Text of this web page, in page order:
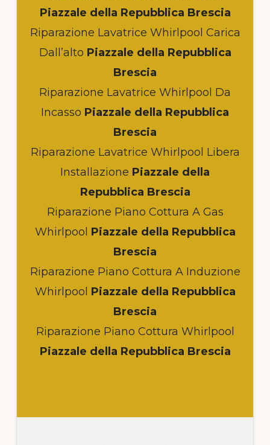
Piazzale della Repubblica Brescia
Riparazione Lavatrice Whirlpool Carica
Dall’alto Piazzale della Repubblica
Brescia
Riparazione Lavatrice Whirlpool Da
Incasso Piazzale della Repubblica
Brescia
Riparazione Lavatrice Whirlpool Libera
Installazione Piazzale della
Repubblica Brescia
Riparazione Piano Cottura A Gas
Whirlpool Piazzale della Repubblica
Brescia
Riparazione Piano Cottura A Induzione
Whirlpool Piazzale della Repubblica
Brescia
Riparazione Piano Cottura Whirlpool
Piazzale della Repubblica Brescia